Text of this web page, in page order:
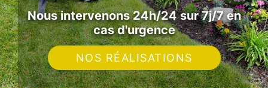
Nous intervenons 24h/24 sur 7j/7 en
cas d'urgence
NOS RÉALISATIONS